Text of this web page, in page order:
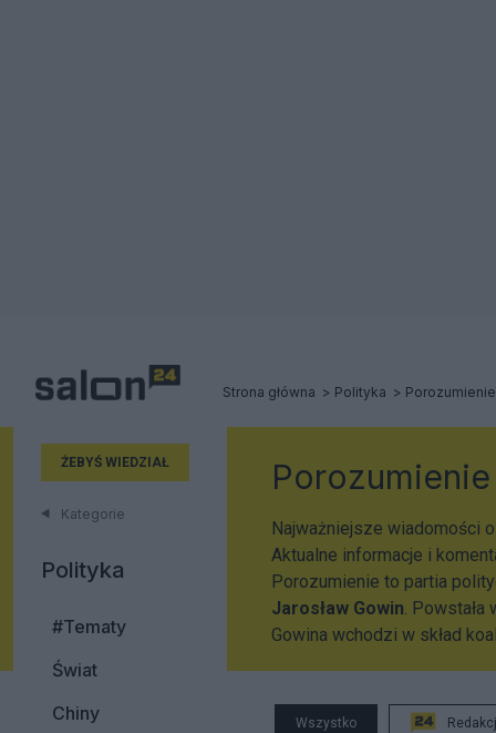
Strona główna Polityka Porozumienie
ŻEBYŚ WIEDZIAŁ
Kategorie
Polityka
#Tematy
Świat
Chiny
Porozumienie
Najważniejsze wiadomości
Aktualne informacje i
Porozumienie to partia
Jarosław Gowin. Powstała
Gowina wchodzi w skład
Wszystko